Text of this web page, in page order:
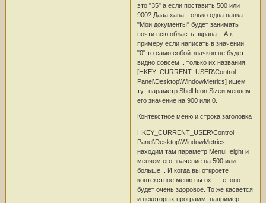
это "35" а если поставить 500 или
900? Дааа хана, только одна папка
"Мои документы" будет занимать
почти всю область экрана... А к
примеру если написать в значении
"0" то само собой значков не будет
видно совсем... только их названия.
[HKEY_CURRENT_USER\Control
Panel\Desktop\WindowMetrics] ищем
тут параметр Shell Icon Sizeи меняем
его значение на 900 или 0.
Контекстное меню и строка заголовка
HKEY_CURRENT_USER\Control
Panel\Desktop\WindowMetrics
находим там параметр MenuHeight и
меняем его значение на 500 или
больше... И когда вы откроете
контекстное меню вы ох….те, оно
будет очень здоровое. То же касается
и некоторых программ, например